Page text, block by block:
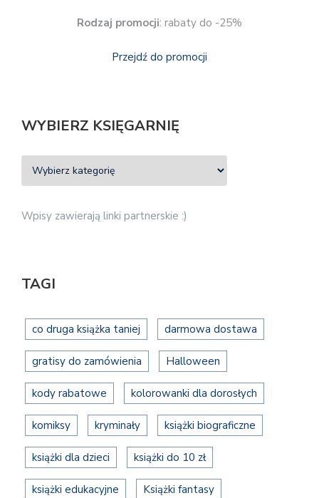
Rodzaj promocji: rabaty do -25%
Przejdź do promocji
WYBIERZ KSIĘGARNIĘ
Wpisy zawierają linki partnerskie :)
TAGI
co druga książka taniej darmowa dostawa
gratisy do zamówienia Halloween
kody rabatowe kolorowanki dla dorosłych
komiksy kryminały książki biograficzne
książki dla dzieci książki do 10 zł
książki edukacyjne Książki fantasy